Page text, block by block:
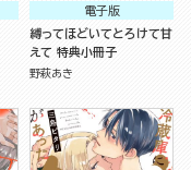
電子版
縛ってほどいてとろけて甘
えて 特典小冊子
野萩あき